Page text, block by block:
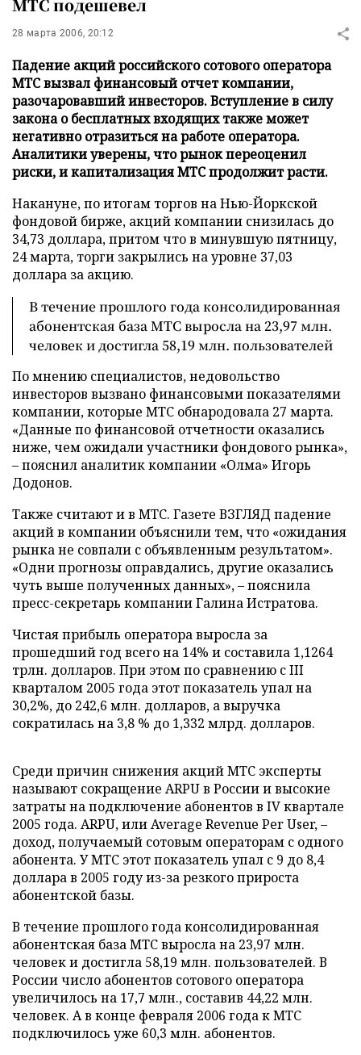
МТС подешевел
28 марта 2006, 20:12
Падение акций российского сотового оператора
МТС вызвал финансовый отчет компании,
разочаровавший инвесторов. Вступление в силу
закона о бесплатных входящих также может
негативно отразиться на работе оператора.
Аналитики уверены, что рынок переоценил
риски, и капитализация МТС продолжит расти.
Накануне, по итогам торгов на Нью-Йоркской
фондовой бирже, акций компании снизилась до
34,73 доллара, притом что в минувшую пятницу,
24 марта, торги закрылись на уровне 37,03
доллара за акцию.
В течение прошлого года консолидированная
абонентская база МТС выросла на 23,97 млн.
человек и достигла 58,19 млн. пользователей
По мнению специалистов, недовольство
инвесторов вызвано финансовыми показателями
компании, которые МТС обнародовала 27 марта.
«Данные по финансовой отчетности оказались
ниже, чем ожидали участники фондового рынка»,
– пояснил аналитик компании «Олма» Игорь
Додонов.
Также считают и в МТС. Газете ВЗГЛЯД падение
акций в компании объяснили тем, что «ожидания
рынка не совпали с объявленным результатом».
«Одни прогнозы оправдались, другие оказались
чуть выше полученных данных», – пояснила
пресс-секретарь компании Галина Истратова.
Чистая прибыль оператора выросла за
прошедший год всего на 14% и составила 1,1264
трлн. долларов. При этом по сравнению с III
кварталом 2005 года этот показатель упал на
30,2%, до 242,6 млн. долларов, а выручка
сократилась на 3,8 % до 1,332 млрд. долларов.
Среди причин снижения акций МТС эксперты
называют сокращение ARPU в России и высокие
затраты на подключение абонентов в IV квартале
2005 года. ARPU, или Average Revenue Per User, –
доход, получаемый сотовым операторам с одного
абонента. У МТС этот показатель упал с 9 до 8,4
доллара в 2005 году из-за резкого прироста
абонентской базы.
В течение прошлого года консолидированная
абонентская база МТС выросла на 23,97 млн.
человек и достигла 58,19 млн. пользователей. В
России число абонентов сотового оператора
увеличилось на 17,7 млн., составив 44,22 млн.
человек. А в конце февраля 2006 года к МТС
подключилось уже 60,3 млн. абонентов.